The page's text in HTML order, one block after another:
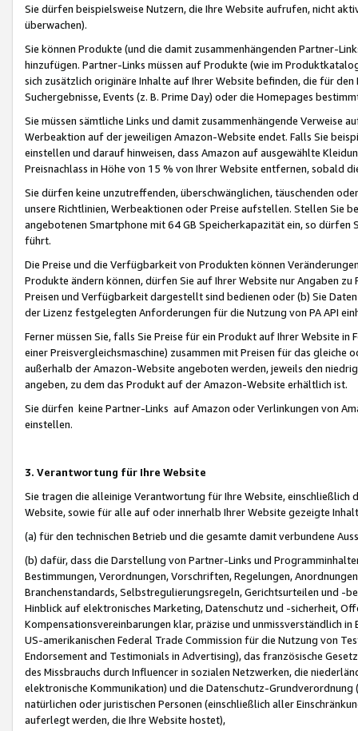
Sie dürfen beispielsweise Nutzern, die Ihre Website aufrufen, nicht
überwachen).
Sie können Produkte (und die damit zusammenhängenden Partner-
hinzufügen. Partner-Links müssen auf Produkte (wie im
sich zusätzlich originäre Inhalte auf Ihrer Website befinden, die für
Suchergebnisse, Events (z. B. Prime Day) oder die Homepages
Sie müssen sämtliche Links und damit zusammenhängende
Werbeaktion auf der jeweiligen Amazon-Website endet. Falls Sie
einstellen und darauf hinweisen, dass Amazon auf ausgewählte
Preisnachlass in Höhe von 15 % von Ihrer Website entfernen, sobald
Sie dürfen keine unzutreffenden, überschwänglichen, täuschenden
unsere Richtlinien, Werbeaktionen oder Preise aufstellen. Stellen Sie
angebotenen Smartphone mit 64 GB Speicherkapazität ein, so dürfen
führt.
Die Preise und die Verfügbarkeit von Produkten können
Produkte ändern können, dürfen Sie auf Ihrer Website nur Angaben
Preisen und Verfügbarkeit dargestellt sind bedienen oder (b) Sie
der Lizenz festgelegten Anforderungen für die Nutzung von PA API
Ferner müssen Sie, falls Sie Preise für ein Produkt auf Ihrer Website
einer Preisvergleichsmaschine) zusammen mit Preisen für das
außerhalb der Amazon-Website angeboten werden, jeweils den
angeben, zu dem das Produkt auf der Amazon-Website erhältlich ist.
Sie dürfen keine Partner-Links auf Amazon oder Verlinkungen von
einstellen.
3. Verantwortung für Ihre Website
Sie tragen die alleinige Verantwortung für Ihre Website,
Website, sowie für alle auf oder innerhalb Ihrer Website gezeigte
(a) für den technischen Betrieb und die gesamte damit verbundene
(b) dafür, dass die Darstellung von Partner-Links und
Bestimmungen, Verordnungen, Vorschriften, Regelungen,
Branchenstandards, Selbstregulierungsregeln, Gerichtsurteilen und -
Hinblick auf elektronisches Marketing, Datenschutz und -sicherheit,
Kompensationsvereinbarungen klar, präzise und unmissverständlich
US-amerikanischen Federal Trade Commission für die Nutzung von
Endorsement and Testimonials in Advertising), das französische
des Missbrauchs durch Influencer in sozialen Netzwerken, die
elektronische Kommunikation) und die Datenschutz-
natürlichen oder juristischen Personen (einschließlich aller
auferlegt werden, die Ihre Website hostet),